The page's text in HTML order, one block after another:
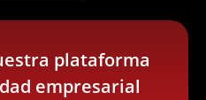
plataforma
empresarial